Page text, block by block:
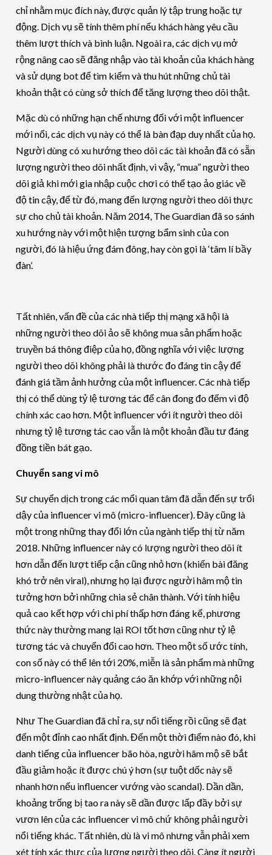
chỉ nhằm mục đích này, được quản lý tập trung hoặc tự
động. Dịch vụ sẽ tính thêm phí nếu khách hàng yêu cầu
thêm lượt thích và bình luận. Ngoài ra, các dịch vụ mở
rộng nâng cao sẽ đăng nhập vào tài khoản của khách hàng
và sử dụng bot để tìm kiếm và thu hút những chủ tài
khoản thật có cùng sở thích để tăng lượng theo dõi thật.
Mặc dù có những hạn chế nhưng đối với một influencer
mới nổi, các dịch vụ này có thể là bàn đạp duy nhất của họ.
Người dùng có xu hướng theo dõi các tài khoản đã có sẵn
lượng người theo dõi nhất định, vì vậy, “mua” người theo
dõi giả khi mới gia nhập cuộc chơi có thể tạo ảo giác về
độ tin cậy, để từ đó, mang đến lượng người theo dõi thực
sự cho chủ tài khoản. Năm 2014, The Guardian đã so sánh
xu hướng này với một hiện tượng bẩm sinh của con
người, đó là hiệu ứng đám đông, hay còn gọi là ‘tâm lí bầy
đàn’.
Tất nhiên, vấn đề của các nhà tiếp thị mạng xã hội là
những người theo dõi ảo sẽ không mua sản phẩm hoặc
truyền bá thông điệp của họ, đồng nghĩa với việc lượng
người theo dõi không phải là thước đo đáng tin cậy để
đánh giá tầm ảnh hưởng của một influencer. Các nhà tiếp
thị có thể dùng tỷ lệ tương tác để cân đong đo đếm vì độ
chính xác cao hơn. Một influencer với ít người theo dõi
nhưng tỷ lệ tương tác cao vẫn là một khoản đầu tư đáng
đồng tiền bát gạo.
Chuyển sang vi mô
Sự chuyển dịch trong các mối quan tâm đã dẫn đến sự trổi
dậy của influencer vi mô (micro-influencer). Đây cũng là
một trong những thay đổi lớn của ngành tiếp thị từ năm
2018. Những influencer này có lượng người theo dõi ít
hơn dẫn đến lượt tiếp cận cũng nhỏ hơn (khiến bài đăng
khó trở nên viral), nhưng họ lại được người hâm mộ tin
tưởng hơn bởi những chia sẻ chân thành. Với tính hiệu
quả cao kết hợp với chi phí thấp hơn đáng kể, phương
thức này thường mang lại ROI tốt hơn cũng như tỷ lệ
tương tác và chuyển đổi cao hơn. Theo một số ước tính,
con số này có thể lên tới 20%, miễn là sản phẩm mà những
micro-influencer này quảng cáo ăn khớp với những nội
dung thường nhật của họ.
Như The Guardian đã chỉ ra, sự nổi tiếng rồi cũng sẽ đạt
đến một đỉnh cao nhất định. Đến một thời điểm nào đó, khi
danh tiếng của influencer bão hòa, người hâm mộ sẽ bắt
đầu giảm hoặc ít được chú ý hơn (sự tuột dốc này sẽ
nhanh hơn nếu influencer vướng vào scandal). Dần dần,
khoảng trống bị tao ra này sẽ dần được lấp đầy bởi sự
vươn lên của các influencer vi mô chứ không phải người
nổi tiếng khác. Tất nhiên, dù là vi mô nhưng vẫn phải xem
xét tính xác thực của lượng người theo dõi. Càng ít người